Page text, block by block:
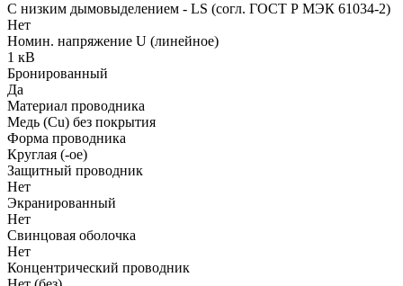
С низким дымовыделением - LS (согл. ГОСТ Р МЭК 61034-2)
Нет
Номин. напряжение U (линейное)
1 кВ
Бронированный
Да
Материал проводника
Медь (Cu) без покрытия
Форма проводника
Круглая (-ое)
Защитный проводник
Нет
Экранированный
Нет
Свинцовая оболочка
Нет
Концентрический проводник